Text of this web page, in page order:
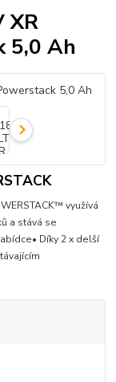
XR
5,0 Ah
využívá
a stává se
Díky 2 x delší